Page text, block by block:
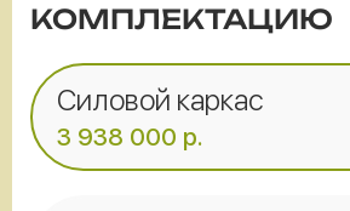
КОМПЛЕКТАЦИЮ
Силовой каркас
3 938 000 р.